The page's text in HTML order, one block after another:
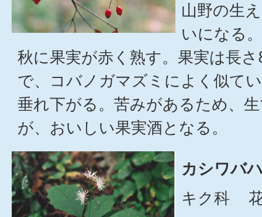
山野の生
いになる
秋に果実が赤く熟す。果実は長
で、コバノガマズミによく似て
垂れ下がる。苦みがあるため、
が、おいしい果実酒となる。
カシワバ
キク科 花